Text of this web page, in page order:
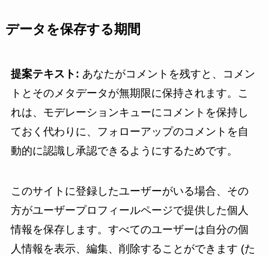
データを保存する期間
提案テキスト: あなたがコメントを残すと、コメン
トとそのメタデータが無期限に保持されます。こ
れは、モデレーションキューにコメントを保持し
ておく代わりに、フォローアップのコメントを自
動的に認識し承認できるようにするためです。
このサイトに登録したユーザーがいる場合、その
方がユーザープロフィールページで提供した個人
情報を保存します。すべてのユーザーは自分の個
人情報を表示、編集、削除することができます (た